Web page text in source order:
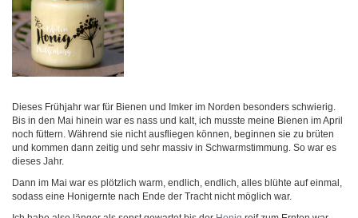
Dieses Frühjahr war für Bienen und Imker im Norden besonders schwierig.
Bis in den Mai hinein war es nass und kalt, ich musste meine Bienen im April
noch füttern. Während sie nicht ausfliegen können, beginnen sie zu brüten
und kommen dann zeitig und sehr massiv in Schwarmstimmung. So war es
dieses Jahr.
Dann im Mai war es plötzlich warm, endlich, endlich, alles blühte auf einmal,
sodass eine Honigernte nach Ende der Tracht nicht möglich war.